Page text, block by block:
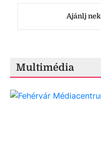
Ajánlj
Multimédia